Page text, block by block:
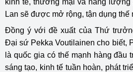
kinh tế, thương mại và năng
Lan sẽ được mở rộng, tận dụng thế
Đồng ý với đề xuất của Thứ
Đại sứ Pekka Voutilainen cho biết,
là quốc gia có thế mạnh hàng đầu
sáng tạo, kinh tế tuần hoàn, phát